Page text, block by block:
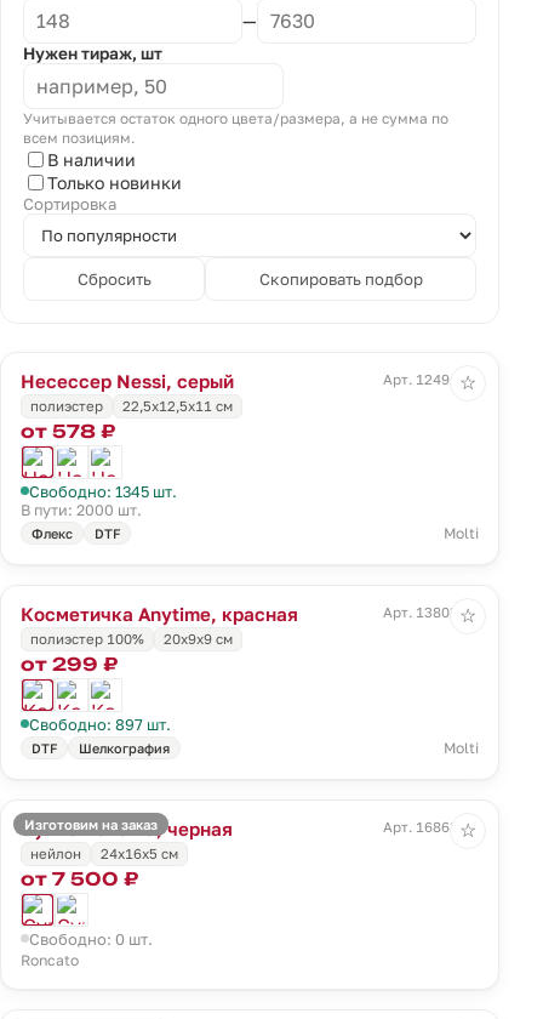
—
Нужен тираж, шт
Учитывается остаток одного цвета/размера, а не сумма по
всем позициям.
В наличии
Только новинки
Сортировка
Сбросить Скопировать подбор
Несессер Nessi, серый
Арт. 12491.10
полиэстер
22,5х12,5х11 см
от 578 ₽
Свободно: 1345 шт.
В пути: 2000 шт.
Флекс DTF Molti
☆
Косметичка Anytime, красная
Арт. 13803.50
полиэстер 100%
20х9х9 см
от 299 ₽
Свободно: 897 шт.
DTF Шелкография Molti
☆
Изготовим на заказ
Сумка Panama, черная
Арт. 16868.30
нейлон
24x16x5 см
от 7 500 ₽
Свободно: 0 шт.
Roncato
☆